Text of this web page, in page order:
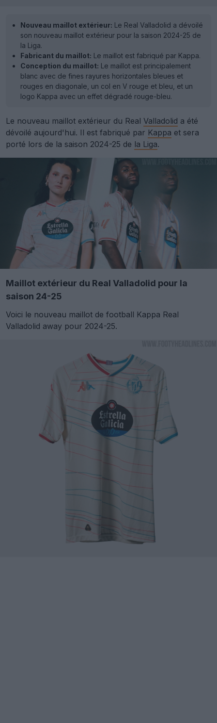
Nouveau maillot extérieur: Le Real Valladolid a dévoilé
son nouveau maillot extérieur pour la saison 2024-25 de
la Liga.
Fabricant du maillot: Le maillot est fabriqué par Kappa.
Conception du maillot: Le maillot est principalement
blanc avec de fines rayures horizontales bleues et
rouges en diagonale, un col en V rouge et bleu, et un
logo Kappa avec un effet dégradé rouge-bleu.
Le nouveau maillot extérieur du Real Valladolid a été
dévoilé aujourd'hui. Il est fabriqué par Kappa et sera
porté lors de la saison 2024-25 de la Liga.
Maillot extérieur du Real Valladolid pour la
saison 24-25
Voici le nouveau maillot de football Kappa Real
Valladolid away pour 2024-25.